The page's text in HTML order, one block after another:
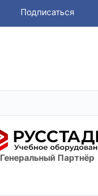
Подписаться
Генеральный Партнёр